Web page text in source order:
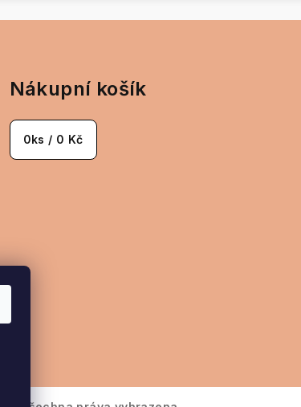
Nákupní košík
0ks / 0 Kč